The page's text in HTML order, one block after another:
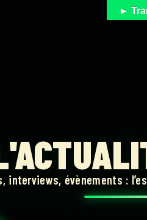
interviews, évènements :
►